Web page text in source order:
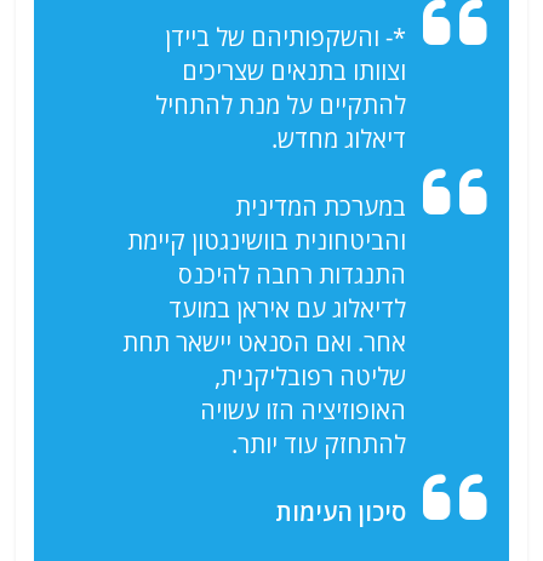
*- והשקפותיהם של ביידן
וצוותו בתנאים שצריכים
להתקיים על מנת להתחיל
דיאלוג מחדש.
במערכת המדינית
והביטחונית בוושינגטון קיימת
התנגדות רחבה להיכנס
לדיאלוג עם איראן במועד
אחר. ואם הסנאט יישאר תחת
שליטה רפובליקנית,
האופוזיציה הזו עשויה
להתחזק עוד יותר.
סיכון העימות